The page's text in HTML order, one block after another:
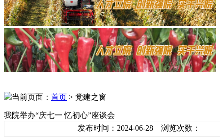
当前页面： 首页 > 党建之窗
我院举办“庆七一 忆初心”座谈会
发布时间：2024-06-28 浏览次数：